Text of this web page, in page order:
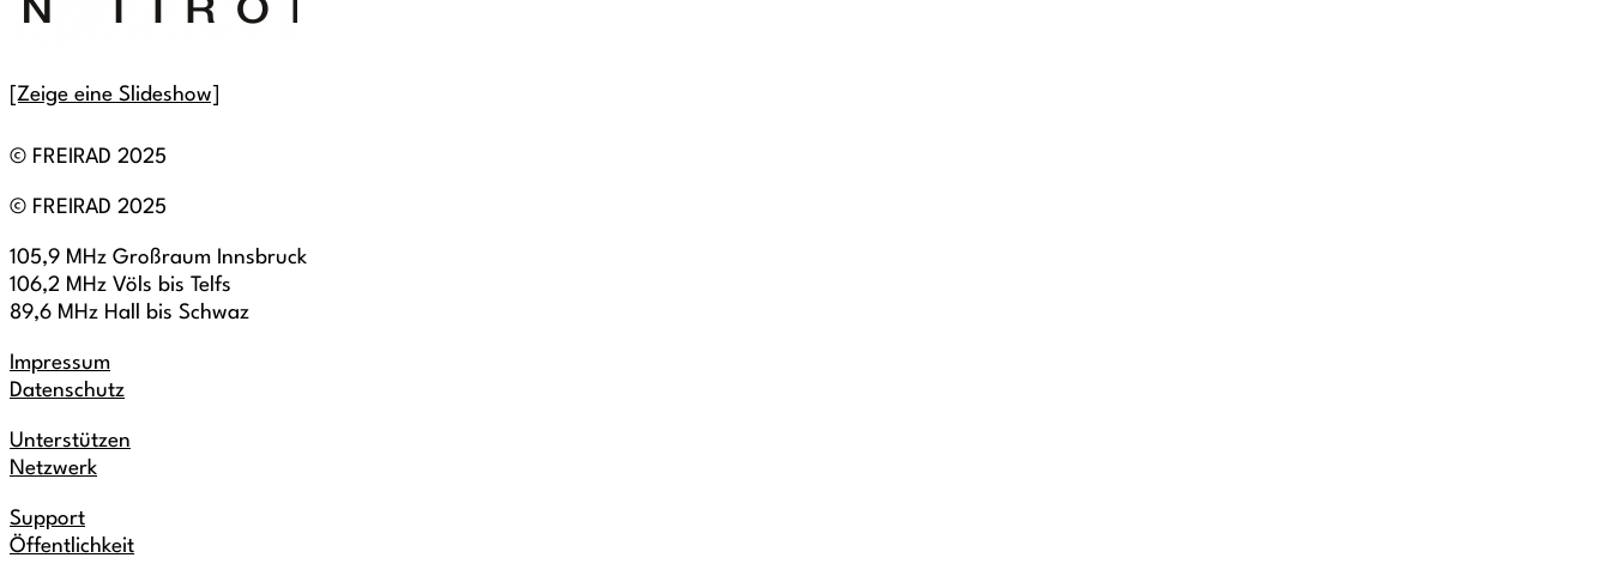
[Zeige eine Slideshow]
© FREIRAD 2025
© FREIRAD 2025
105,9 MHz Großraum Innsbruck
106,2 MHz Völs bis Telfs
89,6 MHz Hall bis Schwaz
Impressum
Datenschutz
Unterstützen
Netzwerk
Support
Öffentlichkeit